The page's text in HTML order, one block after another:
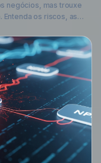
negócios, mas trouxe
Entenda os riscos, as